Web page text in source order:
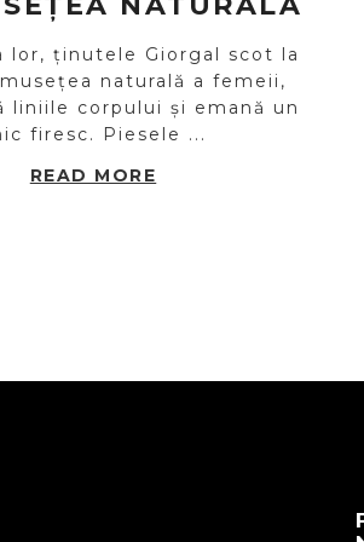
lor, ținutele Giorgal scot la
naturală a femeii,
liniile corpului și emană un
firesc. Piesele ...
READ MORE